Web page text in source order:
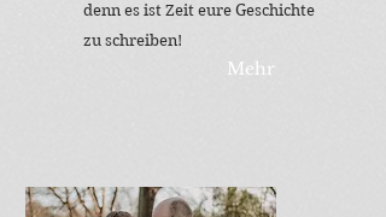
denn es ist Zeit eure Geschichte
zu schreiben!
Mehr